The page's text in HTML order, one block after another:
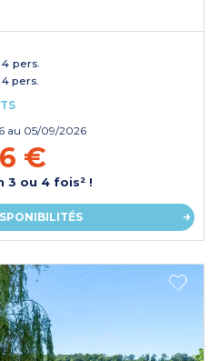
pers.
pers.
au 05/09/2026
€
3 ou 4 fois² !